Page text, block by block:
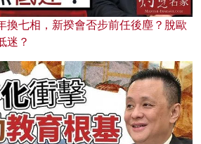
換七相，新揆會否步前任後塵？脫歐
迷？